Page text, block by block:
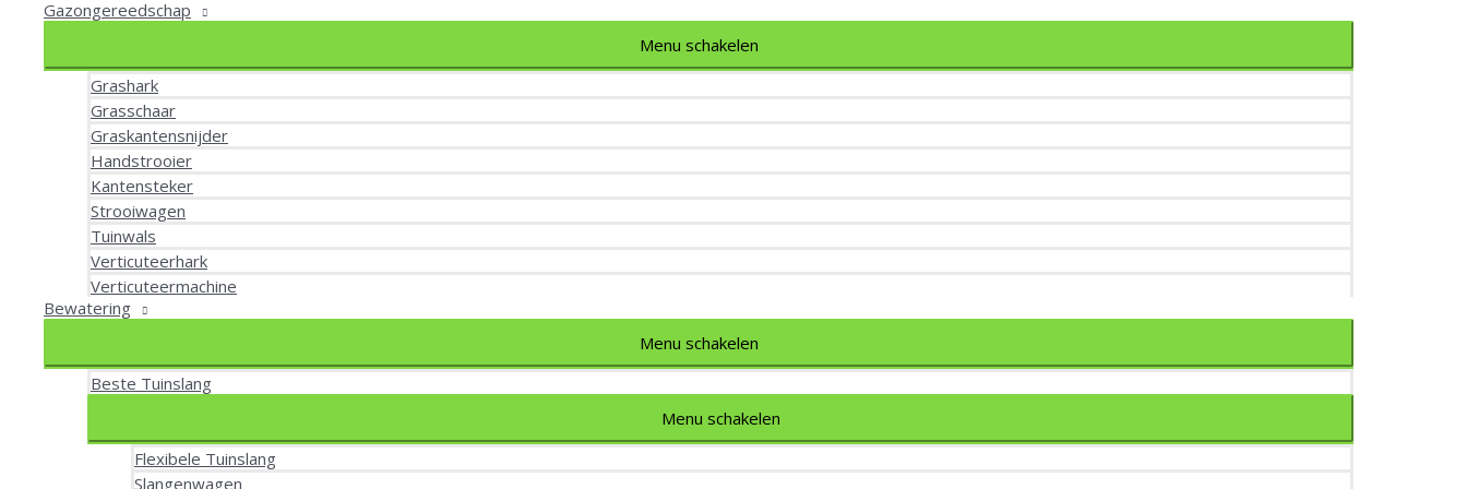
Gazongereedschap
Menu schakelen
Grashark
Grasschaar
Graskantensnijder
Handstrooier
Kantensteker
Strooiwagen
Tuinwals
Verticuteerhark
Verticuteermachine
Bewatering
Menu schakelen
Beste Tuinslang
Menu schakelen
Flexibele Tuinslang
Slangenwagen